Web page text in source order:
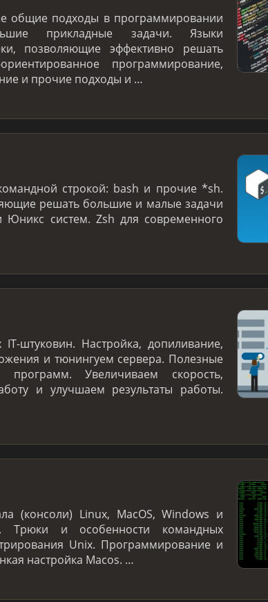
общие подходы в программировании
прикладные задачи. Языки
позволяющие эффективно решать
программирование,
и прочие подходы и …
строкой: bash и прочие *sh.
решать большие и малые задачи
Юникс систем. Zsh для современного
штуковин. Настройка, допиливание,
и тюнингуем сервера. Полезные
Увеличиваем скорость,
и улучшаем результаты работы.
(консоли) Linux, MacOS, Windows и
Трюки и особенности командных
Unix. Программирование и
настройка Macos. …